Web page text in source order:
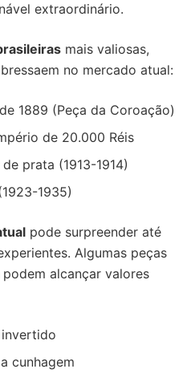
extraordinário.
mais valiosas,
no mercado atual:
1889 (Peça da Coroação)
de 20.000 Réis
prata (1913-1914)
1935)
pode surpreender até
Algumas peças
alcançar valores
cunhagem